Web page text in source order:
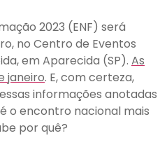
2023 (ENF) será
no Centro de Eventos
em Aparecida (SP). As
janeiro. E, com certeza,
informações anotadas
o encontro nacional mais
por quê?